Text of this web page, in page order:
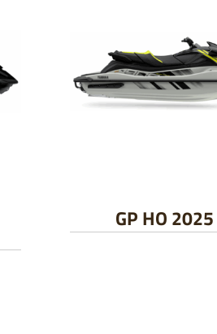
GP HO 2025